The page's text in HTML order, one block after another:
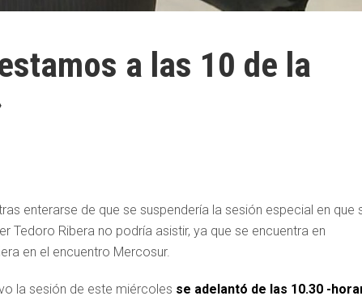
a las 10 de la
enterarse de que se suspendería la sesión especial en que
Tedoro Ribera no podría asistir, ya que se encuentra en
en el encuentro Mercosur.
la sesión de este miércoles se adelantó de las 10.30 -